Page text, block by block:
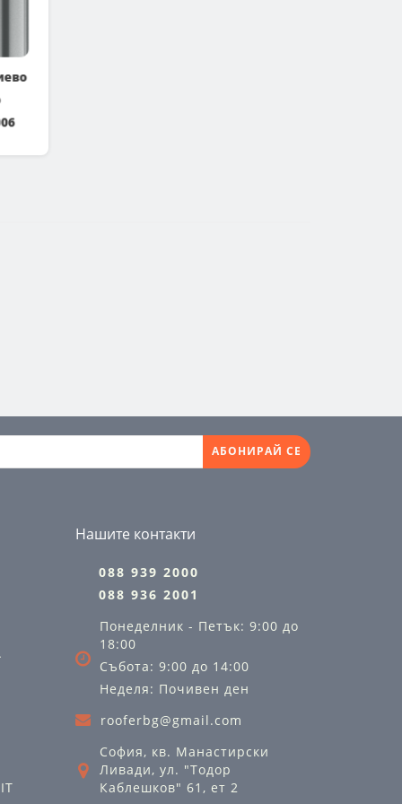
АБОНИРАЙ СЕ
Нашите контакти
088 939 2000
088 936 2001
Понеделник - Петък: 9:00 до
18:00
Събота: 9:00 до 14:00
Неделя: Почивен ден
rooferbg@gmail.com
София, кв. Манастирски
Ливади, ул. "Тодор
Каблешков" 61, ет 2